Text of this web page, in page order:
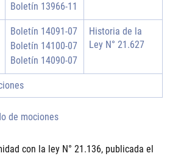
Boletín 13966-11
Boletín 14091-07
Boletín 14100-07
Boletín 14090-07
Historia de la
Ley N° 21.627
de mociones
con la ley N° 21.136, publicada el